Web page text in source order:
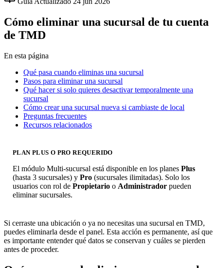
Cómo eliminar una sucursal de tu cuenta
de TMD
En esta página
Qué pasa cuando eliminas una sucursal
Pasos para eliminar una sucursal
Qué hacer si solo quieres desactivar temporalmente una
sucursal
Cómo crear una sucursal nueva si cambiaste de local
Preguntas frecuentes
Recursos relacionados
PLAN PLUS O PRO REQUERIDO
El módulo Multi-sucursal está disponible en los planes Plus
(hasta 3 sucursales) y Pro (sucursales ilimitadas). Solo los
usuarios con rol de Propietario o Administrador pueden
eliminar sucursales.
Si cerraste una ubicación o ya no necesitas una sucursal en TMD,
puedes eliminarla desde el panel. Esta acción es permanente, así que
es importante entender qué datos se conservan y cuáles se pierden
antes de proceder.